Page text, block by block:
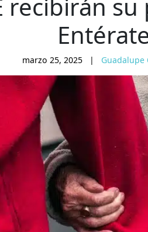
recibirán
marzo 25, 2025 | Guadalupe